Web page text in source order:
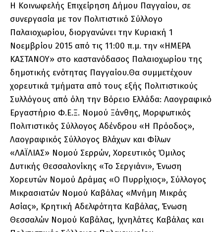
Η Κοινωφελής Επιχείρηση Δήμου Παγγαίου, σε
συνεργασία με τον Πολιτιστικό Σύλλογο
Παλαιοχωρίου, διοργανώνει την Κυριακή 1
Νοεμβρίου 2015 από τις 11:00 π.μ. την «ΗΜΕΡΑ
ΚΑΣΤΑΝΟΥ» στο καστανόδασος Παλαιοχωρίου της
δημοτικής ενότητας Παγγαίου.Θα συμμετέχουν
χορευτικά τμήματα από τους εξής Πολιτιστικούς
Συλλόγους από όλη την Βόρειο Ελλάδα: Λαογραφικό
Εργαστήριο Φ.Ε.Ξ. Νομού Ξάνθης, Μορφωτικός
Πολιτιστικός Σύλλογος Αδένδρου «Η Πρόοδος»,
Λαογραφικός Σύλλογος Βλάχων και Φίλων
«ΛΑΪΛΙΑΣ» Νομού Σερρών, Χορευτικός Όμιλος
Δυτικής Θεσσαλονίκης «Το Σεργιάνι», Ένωση
Χορευτών Νομού Δράμας «Ο Πυρρίχιος», Σύλλογος
Μικρασιατών Νομού Καβάλας «Μνήμη Μικράς
Ασίας», Κρητική Αδελφότητα Καβάλας, Ένωση
Θεσσαλών Νομού Καβάλας, Ιχνηλάτες Καβάλας και